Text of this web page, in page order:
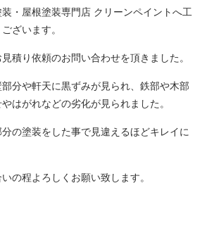
・屋根塗装専門店 クリーンペイントへ工
ざいます。
積り依頼のお問い合わせを頂きました。
分や軒天に黒ずみが見られ、 鉄部や木部
はがれなどの劣化が見られました。
の塗装をした事で見違えるほどキレイに
の程よろしくお願い致します。